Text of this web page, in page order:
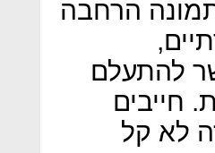
הרחבה
להתעלם
חייבים
לא קל